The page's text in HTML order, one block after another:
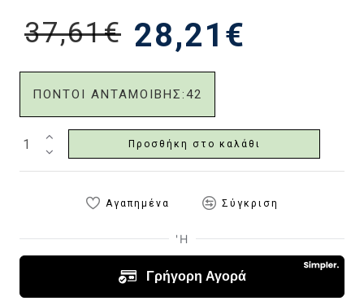
28,21€
37,61€
ΠΟΝΤΟΙ ΑΝΤΑΜΟΙΒΗΣ:42
Προσθήκη στο καλάθι
Αγαπημένα Σύγκριση